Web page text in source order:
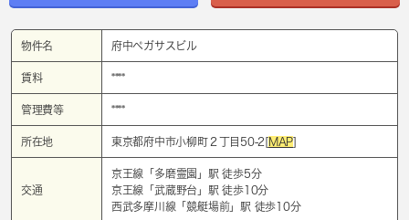
物件名 府中ペガサスビル
賃料 ****
管理費等 ****
所在地 東京都府中市小柳町２丁目50-2[MAP]
交通
京王線「 多磨霊園 」駅 徒歩5分
京王線「 武蔵野台 」駅 徒歩10分
西武多摩川線「競艇場前」駅 徒歩10分